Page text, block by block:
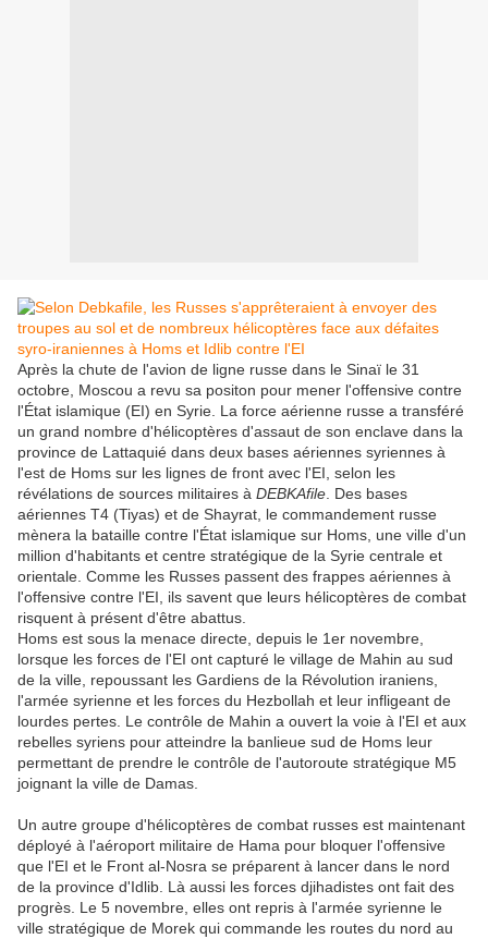
Après la chute de l'avion de ligne russe dans le Sinaï le 31
octobre, Moscou a revu sa positon pour mener l'offensive contre
l'État islamique (EI) en Syrie. La force aérienne russe a transféré
un grand nombre d'hélicoptères d'assaut de son enclave dans la
province de Lattaquié dans deux bases aériennes syriennes à
l'est de Homs sur les lignes de front avec l'EI, selon les
révélations de sources militaires à DEBKAfile . Des bases
aériennes T4 (Tiyas) et de Shayrat, le commandement russe
mènera la bataille contre l'État islamique sur Homs, une ville d'un
million d'habitants et centre stratégique de la Syrie centrale et
orientale. Comme les Russes passent des frappes aériennes à
l'offensive contre l'EI, ils savent que leurs hélicoptères de combat
risquent à présent d'être abattus.
Homs est sous la menace directe, depuis le 1er novembre,
lorsque les forces de l'EI ont capturé le village de Mahin au sud
de la ville, repoussant les Gardiens de la Révolution iraniens,
l'armée syrienne et les forces du Hezbollah et leur infligeant de
lourdes pertes. Le contrôle de Mahin a ouvert la voie à l'EI et aux
rebelles syriens pour atteindre la banlieue sud de Homs leur
permettant de prendre le contrôle de l'autoroute stratégique M5
joignant la ville de Damas.
Un autre groupe d'hélicoptères de combat russes est maintenant
déployé à l'aéroport militaire de Hama pour bloquer l'offensive
que l'EI et le Front al-Nosra se préparent à lancer dans le nord
de la province d'Idlib. Là aussi les forces djihadistes ont fait des
progrès. Le 5 novembre, elles ont repris à l'armée syrienne le
ville stratégique de Morek qui commande les routes du nord au